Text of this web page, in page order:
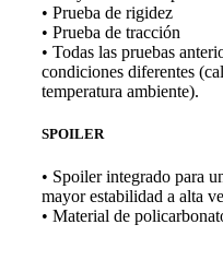
• Prueba de rigidez
• Prueba de tracción
• Todas las pruebas
condiciones diferentes
temperatura ambiente).
SPOILER
• Spoiler integrado para
mayor estabilidad a alta
• Material de